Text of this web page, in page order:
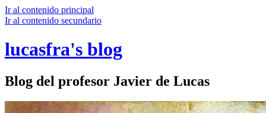
Ir al contenido principal
Ir al contenido secundario
lucasfra's blog
Blog del profesor Javier de Lucas